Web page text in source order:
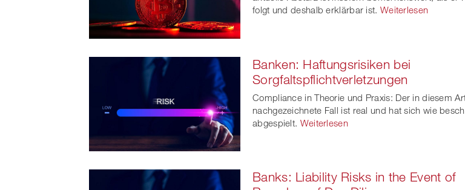
folgt und deshalb erklärbar ist. Weiterlesen
Banken: Haftungsrisiken bei
Sorgfaltspflichtverletzungen
Compliance in Theorie und Praxis: Der in diesem
nachgezeichnete Fall ist real und hat sich wie
abgespielt. Weiterlesen
Banks: Liability Risks in the Event of